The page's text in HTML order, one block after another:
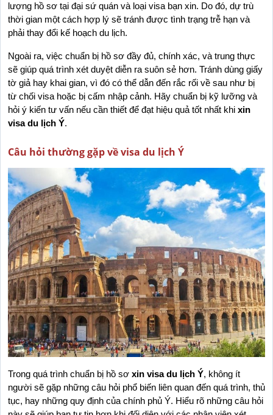
lượng hồ sơ tại đại sứ quán và loại visa bạn xin. Do đó, dự trù
thời gian một cách hợp lý sẽ tránh được tình trạng trễ hạn và
phải thay đổi kế hoạch du lịch.
Ngoài ra, việc chuẩn bị hồ sơ đầy đủ, chính xác, và trung thực
sẽ giúp quá trình xét duyệt diễn ra suôn sẻ hơn. Tránh dùng giấy
tờ giả hay khai gian, vì đó có thể dẫn đến rắc rối về sau như bị
từ chối visa hoặc bị cấm nhập cảnh. Hãy chuẩn bị kỹ lưỡng và
hỏi ý kiến tư vấn nếu cần thiết để đạt hiệu quả tốt nhất khi xin
visa du lịch Ý.
Câu hỏi thường gặp về visa du lịch Ý
Trong quá trình chuẩn bị hồ sơ xin visa du lịch Ý, không ít
người sẽ gặp những câu hỏi phổ biến liên quan đến quá trình, thủ
tục, hay những quy định của chính phủ Ý. Hiểu rõ những câu hỏi